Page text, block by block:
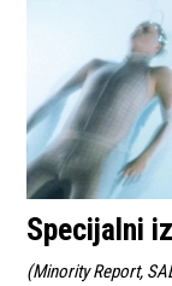
Specijalni
(Minority Report,